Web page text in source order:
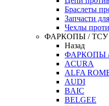
Браслеты
Запчасти
Чехлы
ФАРКОПЫ / ТСУ
Назад
ФАРКОПЫ
ACURA
ALFA
AUDI
BAIC
BELGEE